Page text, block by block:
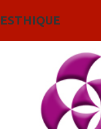
ESTHIQUE